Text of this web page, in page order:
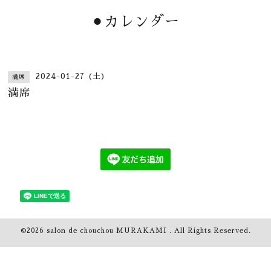
⚫︎カレンダー
満席 2024-01-27 (土)
満席
©2026 salon de chouchou MURAKAMI . All Rights Reserved.